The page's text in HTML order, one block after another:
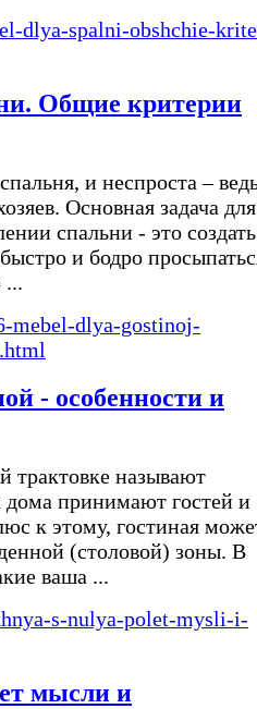
Общие критерии
и неспроста –
Основная задача для
спальни - это создать
и бодро
...
- особенности и
трактовке называют
дома принимают гостей и
к этому, гостиная
(столовой) зоны. В
ваша ...
мысли и